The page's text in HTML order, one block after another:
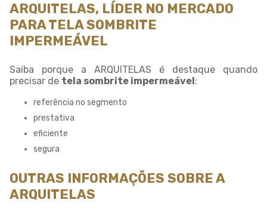
ARQUITELAS, LÍDER NO MERCADO
PARA TELA SOMBRITE
IMPERMEÁVEL
Saiba porque a ARQUITELAS é destaque quando
precisar de tela sombrite impermeável:
referência no segmento
prestativa
eficiente
segura
OUTRAS INFORMAÇÕES SOBRE A
ARQUITELAS